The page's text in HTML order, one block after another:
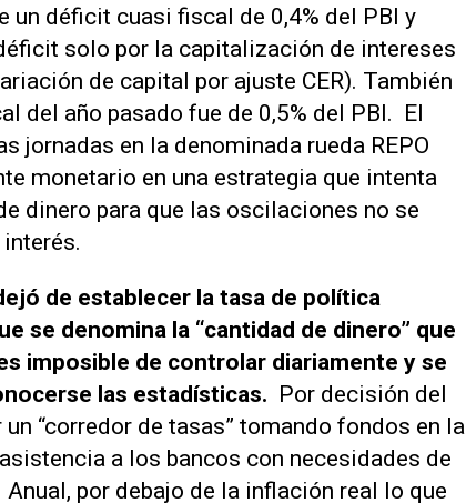
un déficit cuasi fiscal de 0,4% del PBI y
solo por la capitalización de intereses
de capital por ajuste CER). También
del año pasado fue de 0,5% del PBI. El
jornadas en la denominada rueda REPO
monetario en una estrategia que intenta
dinero para que las oscilaciones no se
de establecer la tasa de política
se denomina la “cantidad de dinero” que
imposible de controlar diariamente y se
las estadísticas. Por decisión del
“corredor de tasas” tomando fondos en la
a los bancos con necesidades de
por debajo de la inflación real lo que